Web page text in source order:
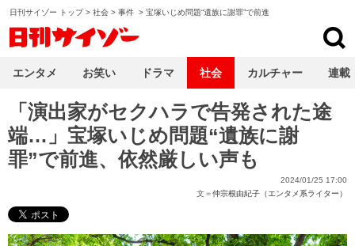
日刊サイゾー トップ> 社会 > 事件 > 宝塚いじめ問題“遺族に謝罪”で前進
「演出家がセクハラで告発された途
端…」宝塚いじめ問題“遺族に謝
罪”で前進、依然厳しい声も
2024/01/25 17:00
文＝仲宗根由紀子（エンタメ系ライター）
エンタメ お笑い ドラマ 社会 カルチャー 連載